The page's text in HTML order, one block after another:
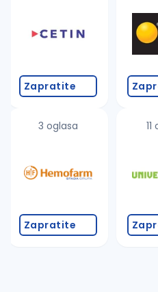
Takođe možete da:
proverite
promenite
Zapratite
3 oglasa
Zapratite